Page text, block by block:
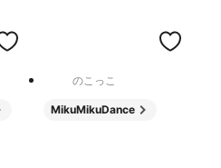
のこっこ
MikuMikuDance